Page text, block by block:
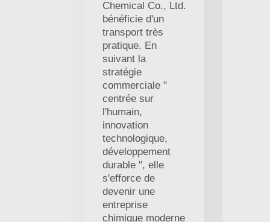
Chemical Co., Ltd.
bénéficie d'un
transport très
pratique. En
suivant la
stratégie
commerciale "
centrée sur
l'humain,
innovation
technologique,
développement
durable ", elle
s'efforce de
devenir une
entreprise
chimique moderne